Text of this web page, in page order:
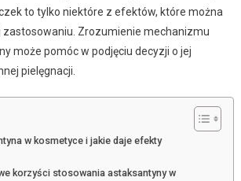
to tylko niektóre z efektów, które można
zastosowaniu. Zrozumienie mechanizmu
może pomóc w podjęciu decyzji o jej
pielęgnacji.
w kosmetyce i jakie daje efekty
korzyści stosowania astaksantyny w